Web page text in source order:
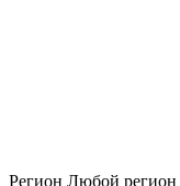
Регион Любой регион